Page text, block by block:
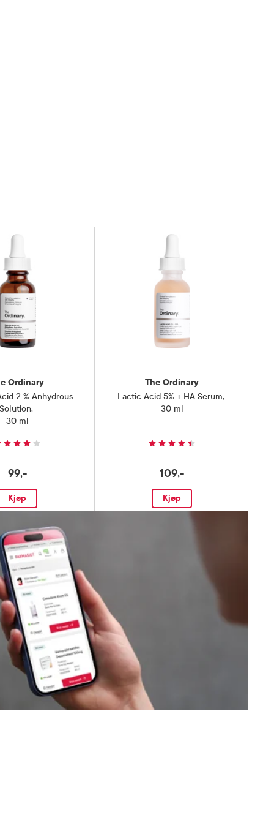
Ordinary
2 % Anhydrous
Solution,
30 ml
99,-
Kjøp
The Ordinary
Lactic Acid 5% + HA Serum,
30 ml
109,-
Kjøp